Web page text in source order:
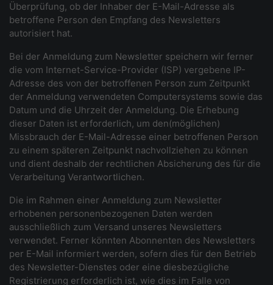
Überprüfung, ob der Inhaber der E-Mail-Adresse als
betroffene Person den Empfang des Newsletters
autorisiert hat.
Bei der Anmeldung zum Newsletter speichern wir ferner
die vom Internet-Service-Provider (ISP) vergebene IP-
Adresse des von der betroffenen Person zum Zeitpunkt
der Anmeldung verwendeten Computersystems sowie das
Datum und die Uhrzeit der Anmeldung. Die Erhebung
dieser Daten ist erforderlich, um den(möglichen)
Missbrauch der E-Mail-Adresse einer betroffenen Person
zu einem späteren Zeitpunkt nachvollziehen zu können
und dient deshalb der rechtlichen Absicherung des für die
Verarbeitung Verantwortlichen.
Die im Rahmen einer Anmeldung zum Newsletter
erhobenen personenbezogenen Daten werden
ausschließlich zum Versand unseres Newsletters
verwendet. Ferner könnten Abonnenten des Newsletters
per E-Mail informiert werden, sofern dies für den Betrieb
des Newsletter-Dienstes oder eine diesbezügliche
Registrierung erforderlich ist, wie dies im Falle von